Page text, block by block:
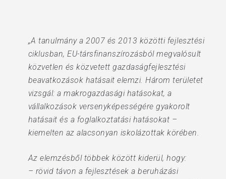
„A tanulmány a 2007 és 2013 közötti fejlesztési
ciklusban, EU-társfinanszírozásból megvalósult
közvetlen és közvetett gazdaságfejlesztési
beavatkozások hatásait elemzi. Három területet
vizsgál: a makrogazdasági hatásokat, a
vállalkozások versenyképességére gyakorolt
hatásait és a foglalkoztatási hatásokat –
kiemelten az alacsonyan iskolázottak körében.
Az elemzésből többek között kiderül, hogy:
– rövid távon a fejlesztések a beruházási